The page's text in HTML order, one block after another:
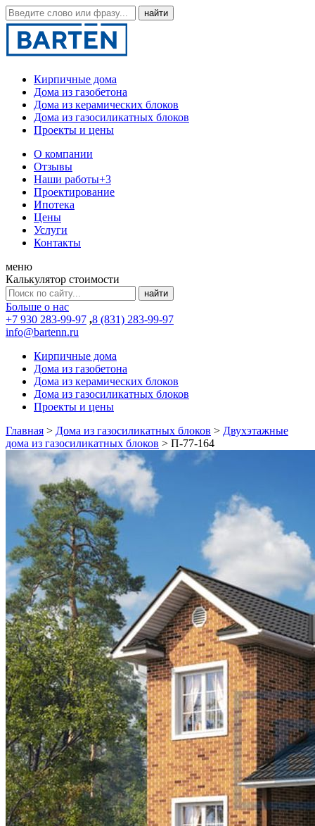
Кирпичные дома
Дома из газобетона
Дома из керамических блоков
Дома из газосиликатных блоков
Проекты и цены
О компании
Отзывы
Наши работы+3
Проектирование
Ипотека
Цены
Услуги
Контакты
меню
Калькулятор стоимости
Больше о нас
+7 930 283-99-97 ,8 (831) 283-99-97
info@bartenn.ru
Кирпичные дома
Дома из газобетона
Дома из керамических блоков
Дома из газосиликатных блоков
Проекты и цены
Главная > Дома из газосиликатных блоков > Двухэтажные
дома из газосиликатных блоков > П-77-164